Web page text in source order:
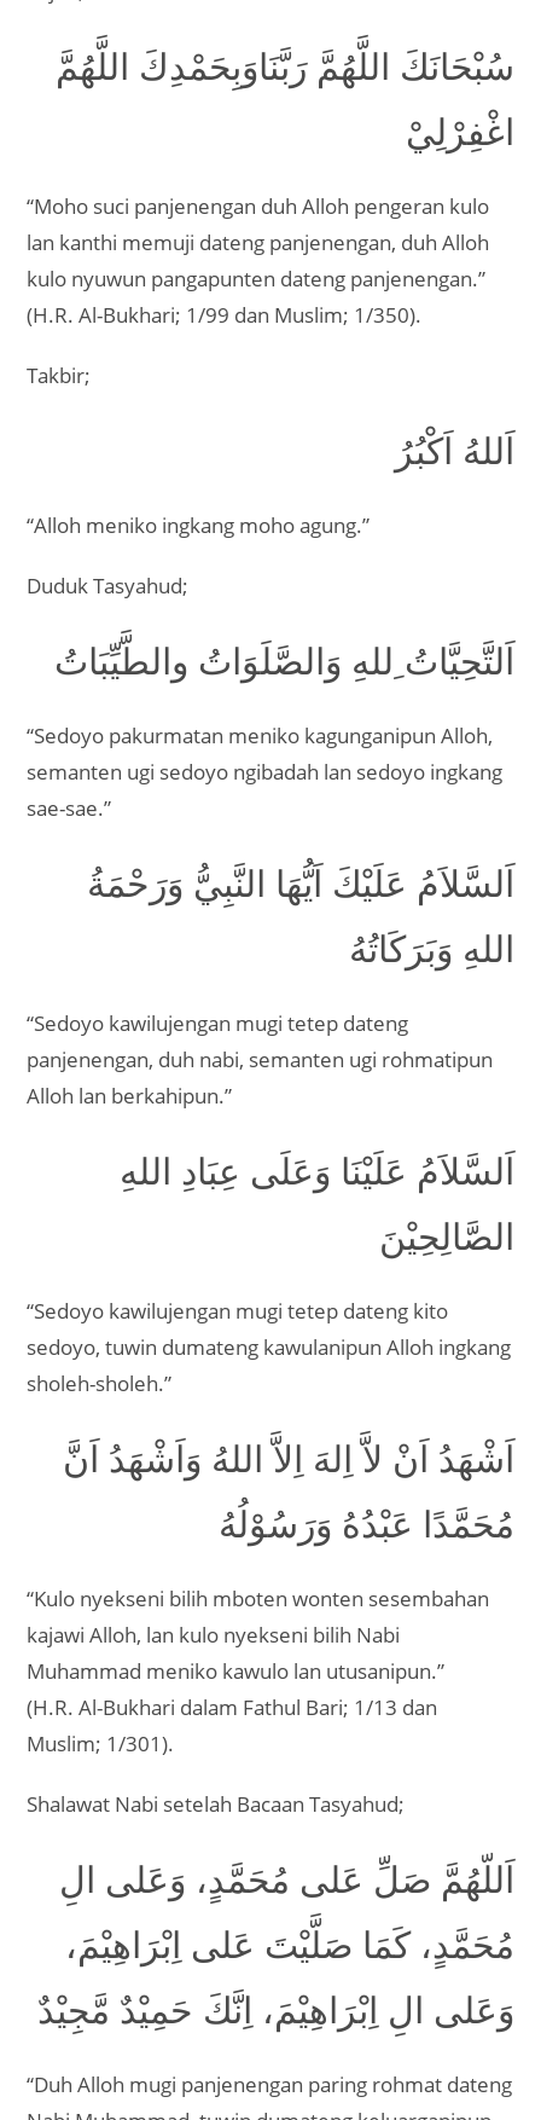
سُبْحَانَكَ اللَّهُمَّ رَبَّنَاوَبِحَمْدِكَ اللَّهُمَّ
اغْفِرْلِيْ
“Moho suci panjenengan duh Alloh pengeran kulo
lan kanthi memuji dateng panjenengan, duh Alloh
kulo nyuwun pangapunten dateng panjenengan.”
(H.R. Al-Bukhari; 1/99 dan Muslim; 1/350).
Takbir;
اَللهُ اَكْبُرُ
“Alloh meniko ingkang moho agung.”
Duduk Tasyahud;
اَلتَّحِيَّاتُ ِللهِ وَالصَّلَوَاتُ والطَّيِّبَاتُ
“Sedoyo pakurmatan meniko kagunganipun Alloh,
semanten ugi sedoyo ngibadah lan sedoyo ingkang
sae-sae.”
اَلسَّلاَمُ عَلَيْكَ اَيُّهَا النَّبِيُّ وَرَحْمَةُ
اللهِ وَبَرَكَاتُهُ
“Sedoyo kawilujengan mugi tetep dateng
panjenengan, duh nabi, semanten ugi rohmatipun
Alloh lan berkahipun.”
اَلسَّلاَمُ عَلَيْنَا وَعَلَى عِبَادِ اللهِ
الصَّالِحِيْنَ
“Sedoyo kawilujengan mugi tetep dateng kito
sedoyo, tuwin dumateng kawulanipun Alloh ingkang
sholeh-sholeh.”
اَشْهَدُ اَنْ لاَّ اِلهَ اِلاَّ اللهُ وَاَشْهَدُ اَنَّ
مُحَمَّدًا عَبْدُهُ وَرَسُوْلُهُ
“Kulo nyekseni bilih mboten wonten sesembahan
kajawi Alloh, lan kulo nyekseni bilih Nabi
Muhammad meniko kawulo lan utusanipun.”
(H.R. Al-Bukhari dalam Fathul Bari; 1/13 dan
Muslim; 1/301).
Shalawat Nabi setelah Bacaan Tasyahud;
اَللّهُمَّ صَلِّ عَلى مُحَمَّدٍ، وَعَلى الِ
مُحَمَّدٍ، كَمَا صَلَّيْتَ عَلى اِبْرَاهِيْمَ،
وَعَلى الِ اِبْرَاهِيْمَ، اِنَّكَ حَمِيْدٌ مَّجِيْدٌ
“Duh Alloh mugi panjenengan paring rohmat dateng